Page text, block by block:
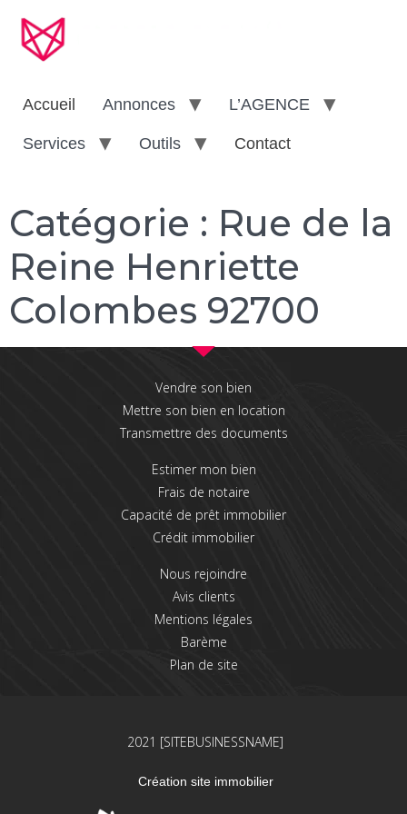
Accueil Annonces L’AGENCE
Services Outils Contact
Catégorie : Rue de la
Reine Henriette
Colombes 92700
Vendre son bien
Mettre son bien en location
Transmettre des documents
Estimer mon bien
Frais de notaire
Capacité de prêt immobilier
Crédit immobilier
Nous rejoindre
Avis clients
Mentions légales
Barème
Plan de site
2021 [SITEBUSINESSNAME]
Création site immobilier